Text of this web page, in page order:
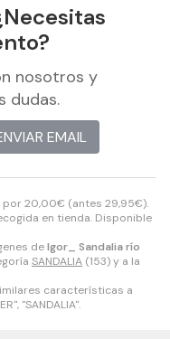
por20,00€ (antes 29,95€).
en tienda. Disponible
deIgor_ Sandalia río
SANDALIA (153) y a la
características a
"SANDALIA".
nosotros y
dudas.
EMAIL